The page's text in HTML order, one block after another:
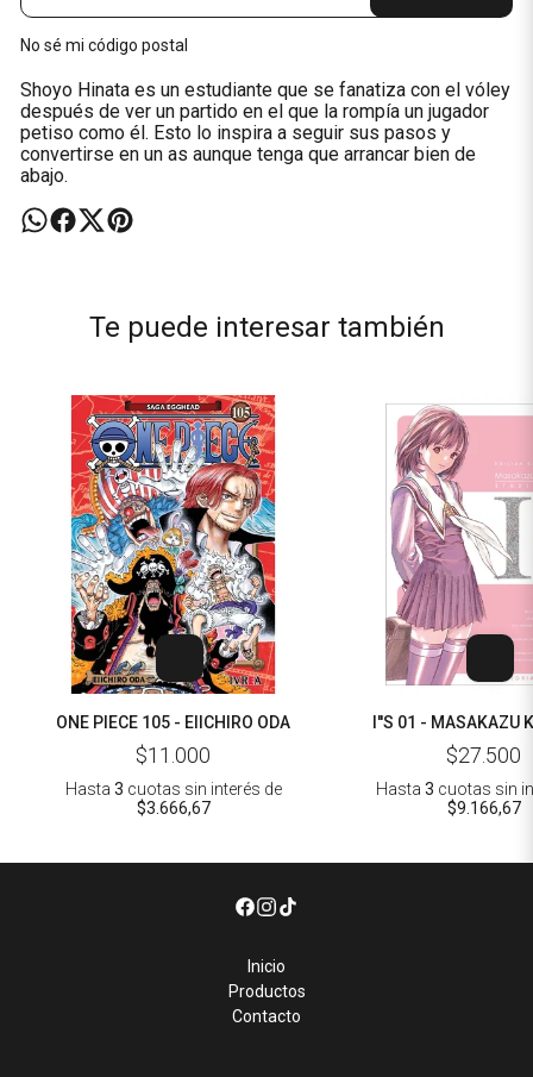
No sé mi código postal
Shoyo Hinata es un estudiante que se fanatiza con el vóley
después de ver un partido en el que la rompía un jugador
petiso como él. Esto lo inspira a seguir sus pasos y
convertirse en un as aunque tenga que arrancar bien de
abajo.
Te puede interesar también
ONE PIECE 105 - EIICHIRO ODA
$11.000
Hasta 3 cuotas sin interés de
$3.666,67
I''S 01 - MASAKAZU
$27.500
Hasta 3 cuotas sin
$9.166,67
Inicio
Productos
Contacto